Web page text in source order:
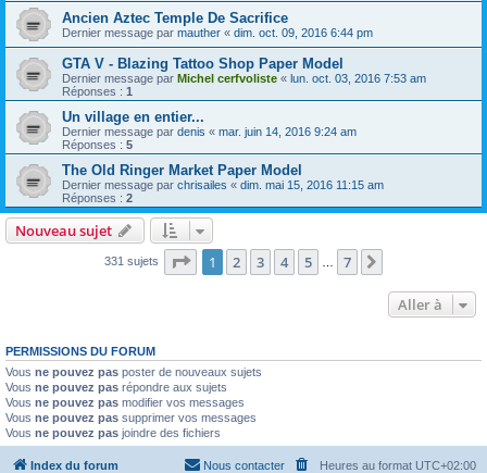
Ancien Aztec Temple De Sacrifice
Dernier message par mauther « dim. oct. 09, 2016 6:44 pm
GTA V - Blazing Tattoo Shop Paper Model
Dernier message par Michel cerfvoliste « lun. oct. 03, 2016 7:53 am
Réponses : 1
Un village en entier...
Dernier message par denis « mar. juin 14, 2016 9:24 am
Réponses : 5
The Old Ringer Market Paper Model
Dernier message par chrisailes « dim. mai 15, 2016 11:15 am
Réponses : 2
Nouveau sujet
331 sujets Page 1sur7
1 2 3 4 5 7
Aller à
PERMISSIONS DU FORUM
Vous ne pouvez pas poster de nouveaux sujets
Vous ne pouvez pas répondre aux sujets
Vous ne pouvez pas modifier vos messages
Vous ne pouvez pas supprimer vos messages
Vous ne pouvez pas joindre des fichiers
Index du forum Heures au format UTC+02:00
Nous contacter